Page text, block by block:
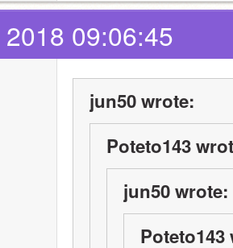
09:06:45
jun50 wrote:
Poteto143
jun50 wrote:
Poteto143